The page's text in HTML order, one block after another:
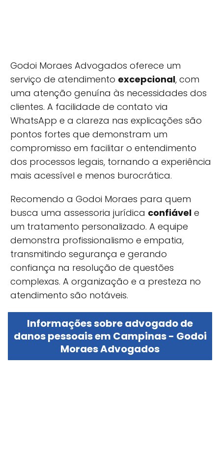
Godoi Moraes Advogados oferece um
serviço de atendimento excepcional, com
uma atenção genuína às necessidades dos
clientes. A facilidade de contato via
WhatsApp e a clareza nas explicações são
pontos fortes que demonstram um
compromisso em facilitar o entendimento
dos processos legais, tornando a experiência
mais acessível e menos burocrática.
Recomendo a Godoi Moraes para quem
busca uma assessoria jurídica confiável e
um tratamento personalizado. A equipe
demonstra profissionalismo e empatia,
transmitindo segurança e gerando
confiança na resolução de questões
complexas. A organização e a presteza no
atendimento são notáveis.
Informações sobre advogado de
danos pessoais em Campinas - Godoi
Moraes Advogados